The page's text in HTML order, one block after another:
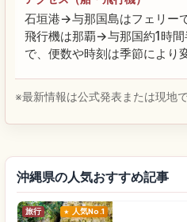
石垣港→与那国島はフェリー
飛行機は那覇→与那国約1時
で、便数や時刻は季節により
※最新情報は公式発表または現地
沖縄県の人気おすすめ記事
旅行 人気No.1